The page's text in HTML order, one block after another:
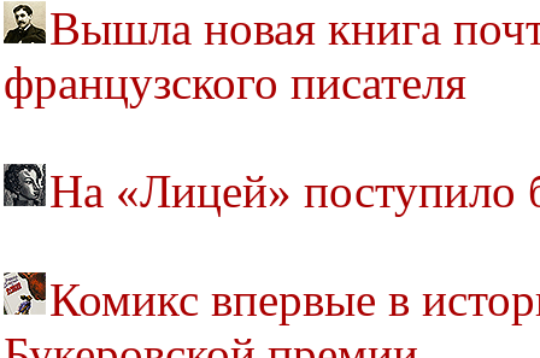
Вышла новая книга
французского писателя
На «Лицей» поступило
Комикс впервые в